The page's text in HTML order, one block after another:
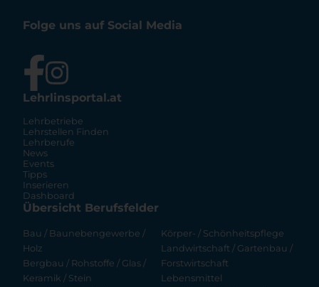
Folge uns auf Social Media
Lehrlinsportal.at
Lehrbetriebe
Lehrstellen Finden
Lehrberufe
News
Events
Tipps
Inserieren
Dashboard
Übersicht Berufsfelder
Bau / Baunebengewerbe /
Holz
Bergbau / Rohstoffe / Glas /
Keramik / Stein
Körper- / Schönheitspflege
Landwirtschaft / Gartenbau /
Forstwirtschaft
Lebensmittel